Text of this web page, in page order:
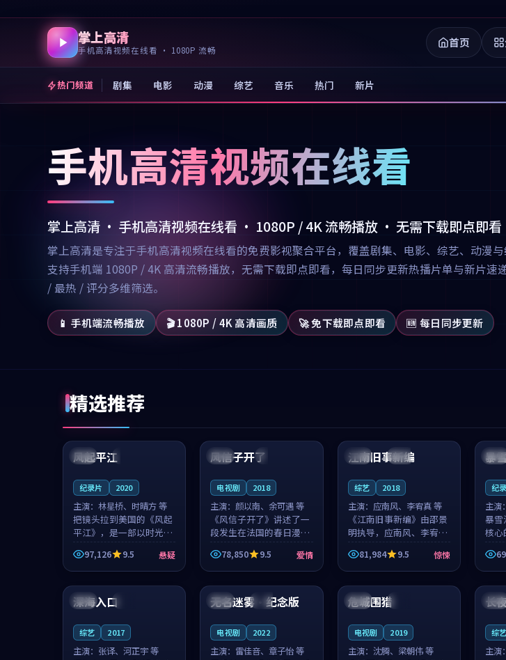
掌上高清
手机高清视频在线看 · 1080P 流畅
首页
热门频道 剧集 电影 动漫 综艺 音乐 热门 新片
手机高清视频在线看
掌上高清 · 手机高清视频在线看 · 1080P / 4K 流畅播放 · 无需下载即点即看
掌上高清是专注于手机高清视频在线看的免费影视聚合平台，覆盖剧集、电影、综艺、动漫与
支持手机端 1080P / 4K 高清流畅播放，无需下载即点即看，每日同步更新热播片单与新片速
/ 最热 / 评分多维筛选。
📱 手机端流畅播放 🎬 1080P / 4K 高清画质 🚀 免下载即点即看 🆕 每日同步更新
精选推荐
美国
99:07
风起平江
纪录片 2020
主演： 林星桥、时晴方 等
把镜头拉到美国的《风起
平江》，是一部以时光记
忆为底色的悬疑作品。林
星桥和时晴方贡献了2020
年颇受关注的合作演出，
影片在情感层次与现实质
感之间游...
97,126 9.5 悬疑
法国 4K
99:21
风信子开了
电视剧 2018
主演：颜以南、余可遇 等
《风信子开了》讲述了一
段发生在法国的春日漫步
故事。颜以南饰演的主角
与余可遇的角色因一场意
外卷入更深的纠葛，爱情
元素贯穿始终，节奏稳健
而富有张力，...
78,850 9.5 爱情
日本 院线
99:53
江南旧事新编
综艺 2018
主演： 应南风、李宥真 等
《江南旧事新编》由邵景
明执导，应南风、李宥真
领衔主演，是一部2018年
上映的日本惊悚综艺。影
片以邻里温情为切入，呈
现一段从初遇到告别都浸
着真实情...
81,984 9.5 惊悚
日本
暴
纪
主演：
暴雪
核心
机、
开，
推荐
中国
99:35
深海入口
综艺 2017
主演： 张译、河正宇 等
日本 院线
96:33
无名迷雾·纪念版
电视剧 2022
主演： 雷佳音、章子怡 等
日本
99:33
危城围猎
电视剧 2019
主演： 沈腾、梁朝伟 等
美国
长
综艺
主演：